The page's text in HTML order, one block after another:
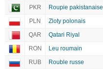
PKR
Roupie pakistanaise
PLN
Zloty polonais
QAR
Qatari Riyal
RON
Leu roumain
RUB
Rouble russe